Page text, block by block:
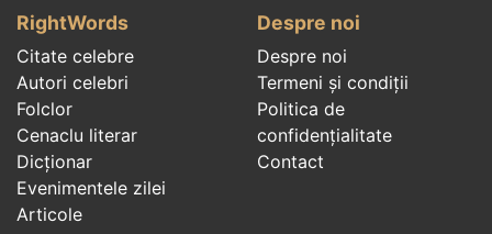
RightWords
Citate celebre
Autori celebri
Folclor
Cenaclu literar
Dicționar
Evenimentele zilei
Articole
Despre noi
Despre noi
Termeni și condiții
Politica de
confidenţialitate
Contact